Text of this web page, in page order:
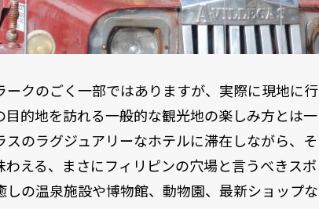
クのごく一部ではありますが、実際に現地に行
的地を訪れる一般的な観光地の楽しみ方とは一
のラグジュアリーなホテルに滞在しながら、そ
える、まさにフィリピンの穴場と言うべきスポ
の温泉施設や博物館、動物園、最新ショップな